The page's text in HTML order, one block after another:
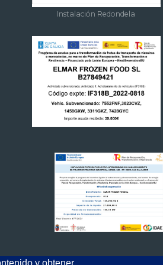
y obtener
Instalación Redondela